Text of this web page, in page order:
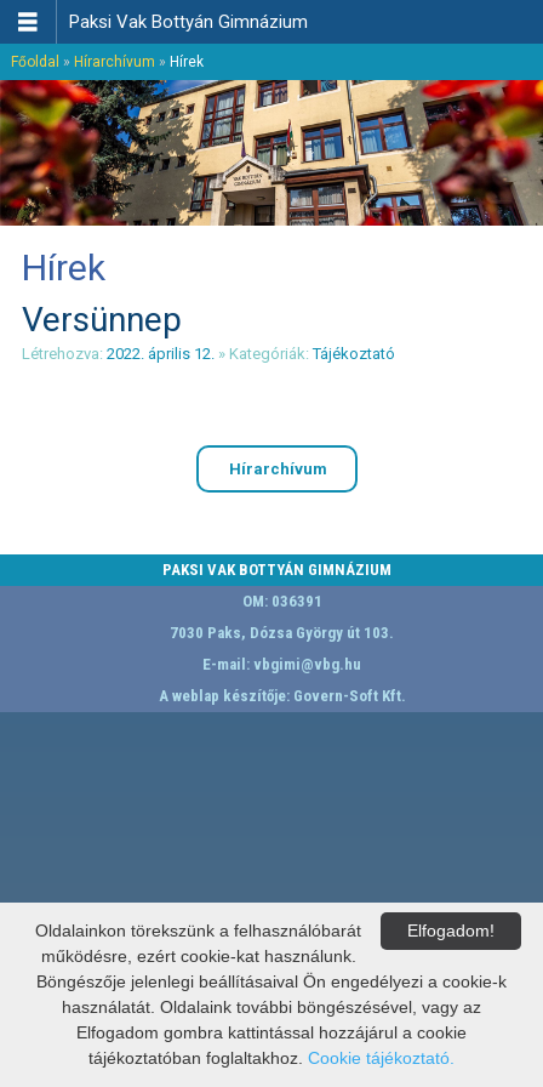
 Paksi Vak Bottyán Gimnázium
Főoldal » Hírarchívum » Hírek
Hírek
Versünnep
Létrehozva: 2022. április 12. » Kategóriák:Tájékoztató
Hírarchívum
PAKSI VAK BOTTYÁN GIMNÁZIUM
OM: 036391
7030 Paks, Dózsa György út 103.
E-mail:vbgimi@vbg.hu
A weblap készítője: Govern-Soft Kft.
Elfogadom!
Oldalainkon törekszünk a felhasználóbarát
működésre, ezért cookie-kat használunk.
Böngészője jelenlegi beállításaival Ön engedélyezi a cookie-k
használatát. Oldalaink további böngészésével, vagy az
Elfogadom gombra kattintással hozzájárul a cookie
tájékoztatóban foglaltakhoz. Cookie tájékoztató.